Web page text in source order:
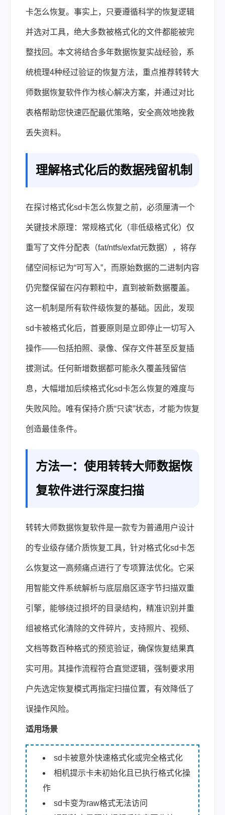
卡怎么恢复。事实上，只要遵循科学的恢复逻辑
并选对工具，绝大多数被格式化的文件都能被完
整找回。本文将结合多年数据恢复实战经验，系
统梳理4种经过验证的恢复方法，重点推荐转转大
师数据恢复软件作为核心解决方案，并通过对比
表格帮助您快速匹配最优策略，安全高效地挽救
丢失资料。
理解格式化后的数据残留机制
在探讨格式化sd卡怎么恢复之前，必须厘清一个
关键技术原理：常规格式化（非低级格式化）仅
重写了文件分配表（fat/ntfs/exfat元数据），将存
储空间标记为“可写入”，而原始数据的二进制内容
仍完整保留在闪存颗粒中，直到被新数据覆盖。
这一机制是所有软件级恢复的基础。因此，发现
sd卡被格式化后，首要原则是立即停止一切写入
操作——包括拍照、录像、保存文件甚至反复插
拔测试。任何新增数据都可能永久覆盖残留信
息，大幅增加后续格式化sd卡怎么恢复的难度与
失败风险。唯有保持介质“只读”状态，才能为恢复
创造最佳条件。
方法一：使用转转大师数据恢
复软件进行深度扫描
转转大师数据恢复软件是一款专为普通用户设计
的专业级存储介质恢复工具，针对格式化sd卡怎
么恢复这一高频痛点进行了专项算法优化。它采
用智能文件系统解析与底层扇区逐字节扫描双重
引擎，能够绕过损坏的目录结构，精准识别并重
组被格式化清除的文件碎片，支持照片、视频、
文档等数百种格式的预览验证，确保恢复结果真
实可用。其操作流程符合直觉逻辑，强制要求用
户先选定恢复模式再指定扫描位置，有效降低了
误操作风险。
适用场景
sd卡被意外快速格式化或完全格式化
相机提示卡未初始化且已执行格式化操
作
sd卡变为raw格式无法访问